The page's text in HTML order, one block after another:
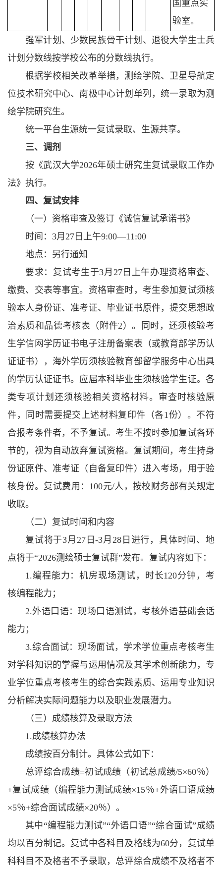
国重点实
验室。
强军计划、少数民族骨干计划、退役大学生士兵
计划分数线按学校公布的分数线执行。
根据学校相关改革举措，测绘学院、卫星导航定
位技术研究中心、南极中心计划单列，统一录取为测
绘学院研究生。
统一平台生源统一复试录取、生源共享。
三、调剂
按《武汉大学2026年硕士研究生复试录取工作办
法》执行。
四 、复试安排
（一）资格审查及签订《诚信复试承诺书》
时间：3月27日上午9:00—11:00
地点：另行通知
要求：复试考生于3月27日上午办理资格审查、
缴费、交表等事宜。资格审查时，考生参加复试须核
验本人身份证、准考证、毕业证书原件，提交思想政
治素质和品德考核表（附件2）。同时，还须核验考
生学信网学历证书电子注册备案表（或教育部学历认
证证书），海外学历须核验教育部留学服务中心出具
的学历认证证书。应届本科毕业生须核验学生证。各
类专项计划还须核验相关资格材料。审查时核验原
件，同时需要提交上述材料复印件（各1份）。不符
合报考条件者，不予复试。考生不按时参加复试各环
节的，视为自动放弃复试资格。复试期间，考生持身
份证原件、准考证（自备复印件）进入考场，用于验
核身份。复试费用：100元/人，按校财务部有关规定
收取。
（二）复试时间和内容
复试将于3月27日-3月28日进行，具体时间、地
点将于“2026测绘硕士复试群”发布。复试内容如下：
1.编程能力：机房现场测试，时长120分钟，考
核编程能力；
2.外语口语：现场口语测试，考核外语基础会话
能力；
3.综合面试：现场面试，学术学位重点考核考生
对学科知识的掌握与运用情况及其学术创新能力，专
业学位重点考核考生的综合实践素质、运用专业知识
分析解决实际问题能力以及职业发展潜力。
（三）成绩核算及录取方法
1.成绩核算办法
成绩按百分制计。具体公式如下：
总评综合成绩=初试成绩（初试总成绩/5×60％）
+复试成绩（编程能力测试成绩×15％+外语口语成绩
×5％+综合面试成绩×20％）。
其中“编程能力测试”“外语口语”“综合面试”成绩
均以百分制记。复试中各科目及格线为60分，复试单
科科目不及格者不予录取，总评综合成绩不及格者不